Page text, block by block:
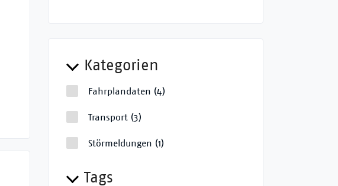
Kategorien
Fahrplandaten (4)
Transport (3)
Störmeldungen (1)
Tags